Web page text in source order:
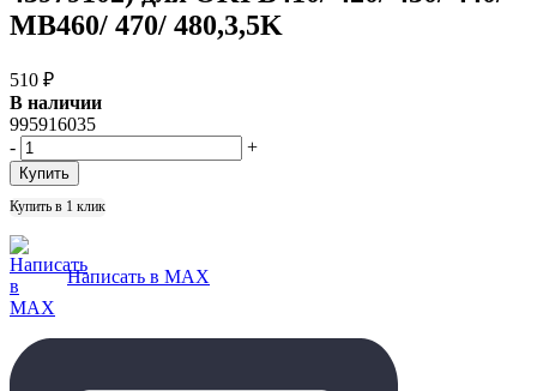
MB460/ 470/ 480,3,5K
510 ₽
В наличии
995916035
-
+
Купить в 1 клик
Написать в MAX